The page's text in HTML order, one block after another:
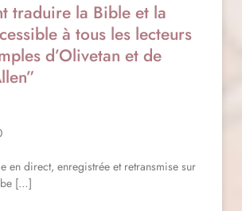
traduire la Bible et la
à tous les lecteurs
d’Olivetan et de
en direct, enregistrée et retransmise sur
[…]